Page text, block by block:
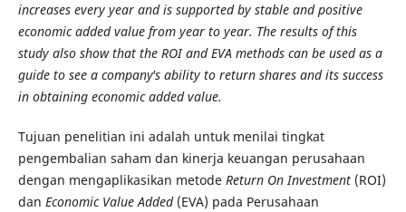
increases every year and is supported by stable and positive
economic added value from year to year. The results of this
study also show that the ROI and EVA methods can be used as a
guide to see a company's ability to return shares and its success
in obtaining economic added value.
Tujuan penelitian ini adalah untuk menilai tingkat
pengembalian saham dan kinerja keuangan perusahaan
dengan mengaplikasikan metode Return On Investment(ROI)
dan Economic Value Added(EVA) pada Perusahaan